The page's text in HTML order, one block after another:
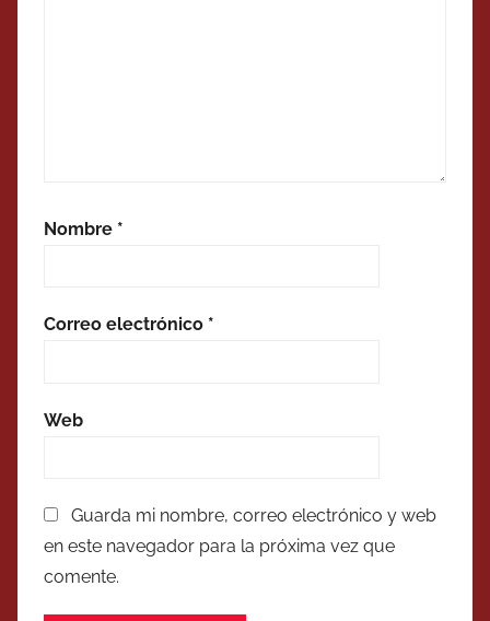
Nombre *
Correo electrónico *
Web
Guarda mi nombre, correo electrónico y web
en este navegador para la próxima vez que
comente.